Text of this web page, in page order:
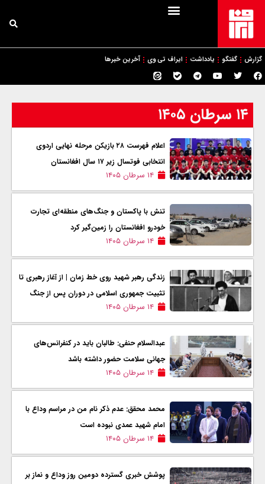
گزارش گفتگو یادداشت ایراف تی وی آخرین خبرها
۱۴ سرطان ۱۴۰۵
اعلام فهرست ۲۸ بازیکن مرحله نهایی اردوی
انتخابی فوتسال زیر ۱۷ سال افغانستان
۱۴ سرطان ۱۴۰۵
تنش با پاکستان و جنگ‌های منطقه‌ای تجارت
خودرو افغانستان را زمین‌گیر کرد
۱۴ سرطان ۱۴۰۵
زندگی رهبر شهید روی خط زمان | از آغاز رهبری تا
تثبیت جمهوری اسلامی در دوران پس از جنگ
۱۴ سرطان ۱۴۰۵
عبدالسلام حنفی: طالبان باید در کنفرانس‌های
جهانی سلامت حضور داشته باشد
۱۴ سرطان ۱۴۰۵
محمد محقق: عدم ذکر نام من در مراسم وداع با
امام شهید عمدی نبوده است
۱۴ سرطان ۱۴۰۵
پوشش خبری گسترده دومین روز وداع و نماز بر